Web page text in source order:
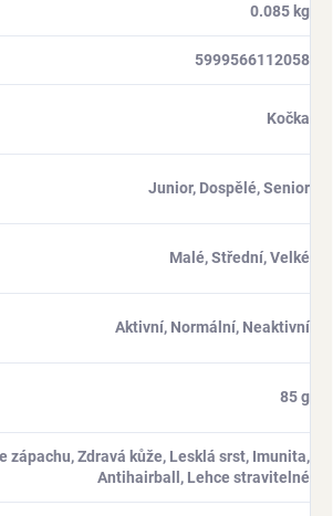
0.085 kg
5999566112058
Kočka
Junior, Dospělé, Senior
Malé, Střední, Velké
Aktivní, Normální, Neaktivní
85 g
zápachu, Zdravá kůže, Lesklá srst, Imunita,
Antihairball, Lehce stravitelné